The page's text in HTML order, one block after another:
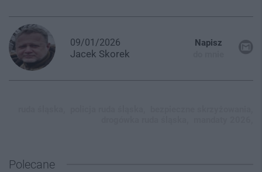
09/01/2026
Jacek Skorek
Napisz
Polecane